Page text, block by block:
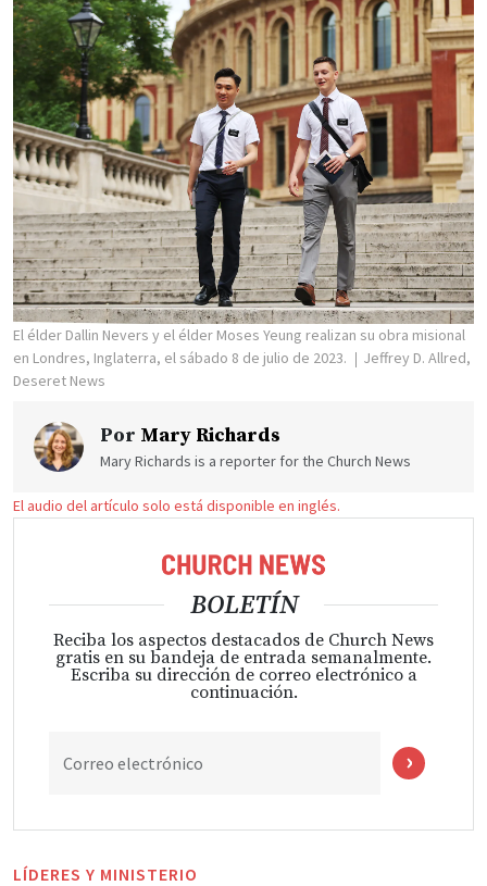
El élder Dallin Nevers y el élder Moses Yeung realizan su obra misional
en Londres, Inglaterra, el sábado 8 de julio de 2023.
Jeffrey D. Allred,
Deseret News
Por Mary Richards
Mary Richards is a reporter for the Church News
El audio del artículo solo está disponible en inglés.
BOLETÍN
Reciba los aspectos destacados de Church News
gratis en su bandeja de entrada semanalmente.
Escriba su dirección de correo electrónico a
continuación.
Correo electrónico
LÍDERES Y MINISTERIO